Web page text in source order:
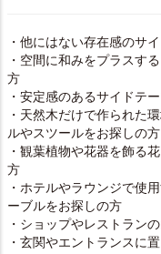
・他にはない存在感のサ
・空間に和みをプラスす
方
・安定感のあるサイドテ
・天然木だけで作られた
ルやスツールをお探しの方
・観葉植物や花器を飾る
方
・ホテルやラウンジで使
ーブルをお探しの方
・ショップやレストラン
・玄関やエントランスに